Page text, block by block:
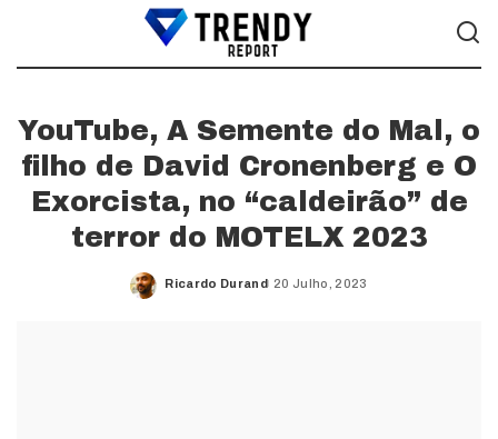
YouTube, A Semente do Mal, o
filho de David Cronenberg e O
Exorcista, no “caldeirão” de
terror do MOTELX 2023
Posted
Ricardo Durand 20 Julho, 2023